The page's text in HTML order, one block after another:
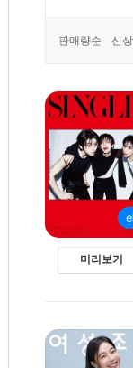
판매량순 신
미리보기